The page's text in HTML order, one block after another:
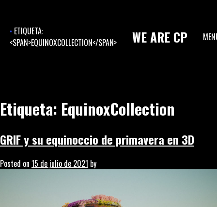
contentETIQUETA:
<SPAN>EQUINOXCOLLECTION</SPAN>
WEARE CP
Etiqueta: EquinoxCollection
GRIF y su equinoccio de primavera en 3D
Posted on 15 de julio de 2021 by